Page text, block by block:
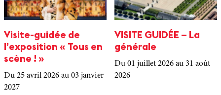
Visite-guidée de
l’exposition « Tous en
scène ! »
Du 25 avril 2026 au 03 janvier
2027
VISITE GUIDÉE – La
générale
Du 01 juillet 2026 au 31 août
2026